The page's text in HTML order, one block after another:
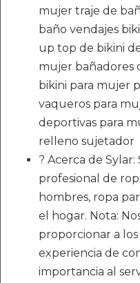
mujer traje de
baño vendajes
up top de bikini
mujer bañadores
bikini para mujer
vaqueros para
deportivas para
relleno sujetador
? Acerca de
profesional de
hombres, ropa
el hogar. Nota:
proporcionar a
experiencia de
importancia al